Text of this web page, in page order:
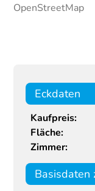
OpenStreetMap
Eckdaten
Kaufpreis:
Fläche:
Zimmer:
Basisdaten